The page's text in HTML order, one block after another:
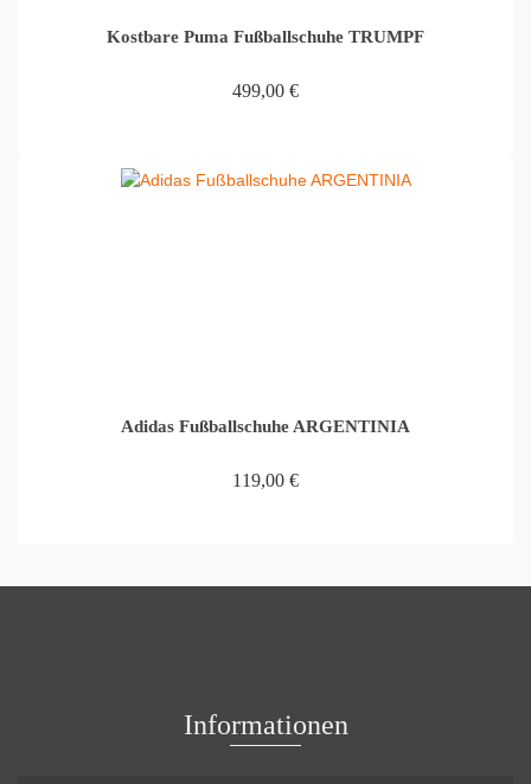
Kostbare Puma Fußballschuhe TRUMPF
499,00 €
Adidas Fußballschuhe ARGENTINIA
119,00 €
Informationen